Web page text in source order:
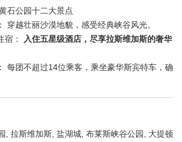
石公园十二大景点
穿越壮丽沙漠地貌，感受经典峡谷风光。
宿：
入住五星级酒店，尽享拉斯维加斯的奢华
每团不超过14位乘客，乘坐豪华斯宾特车，确
, 拉斯维加斯, 盐湖城, 布莱斯峡谷公园, 大提顿